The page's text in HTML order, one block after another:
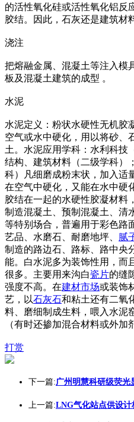
的活性氧化硅或活性氧化铝反
胶结。因此，石灰还是建筑材
浇注
把熔融金属、混凝土等注入模
板及混凝土建筑的成型 。
水泥
水泥定义：粉状水硬性无机胶
空气或水中硬化，用以将砂、
土。水泥应用学科：水利科技
结构、建筑材料（二级学科）
科）凡细磨成粉末状，加入适
在空气中硬化，又能在水中硬
胶结在一起的水硬性胶凝材料
制造混凝土、预制混凝土、清
等特别场合，普遍用于彩色路
艺品、水磨石、耐磨地坪、 腻
制造的路边石、路标、路中央
能。白水泥多为装饰性用，而
很多。主要用来沟白瓷片的缝
强度不高。在建材市场或装饰
艺，以石灰石和粘土还有二氧
料、磨细制成生料，喂入水泥
（有时还掺加混合材料或外加
打赏
下一篇:广州明慧科研级荧光
上一篇:LNG气化站点供设计